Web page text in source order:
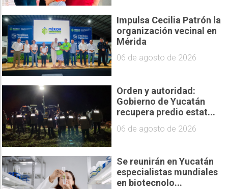
Impulsa Cecilia Patrón la
organización vecinal en
Mérida
06 de agosto de 2026
Orden y autoridad:
Gobierno de Yucatán
recupera predio estat...
06 de agosto de 2026
Se reunirán en Yucatán
especialistas mundiales
en biotecnolo...